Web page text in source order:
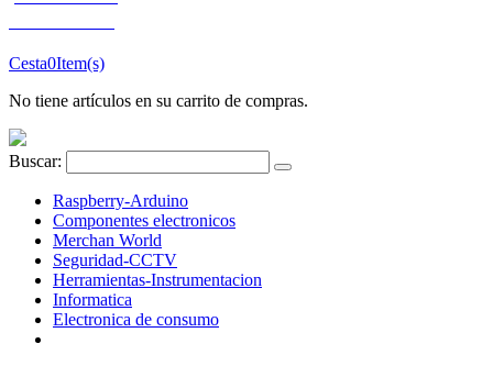
Cesta0Item(s)
No tiene artículos en su carrito de compras.
Buscar:
Raspberry-Arduino
Componentes electronicos
Merchan World
Seguridad-CCTV
Herramientas-Instrumentacion
Informatica
Electronica de consumo